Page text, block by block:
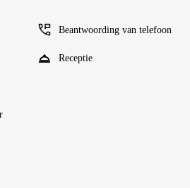
Beantwoording van telefoon
Receptie